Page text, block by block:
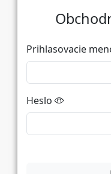
Prihlasovacie
Heslo